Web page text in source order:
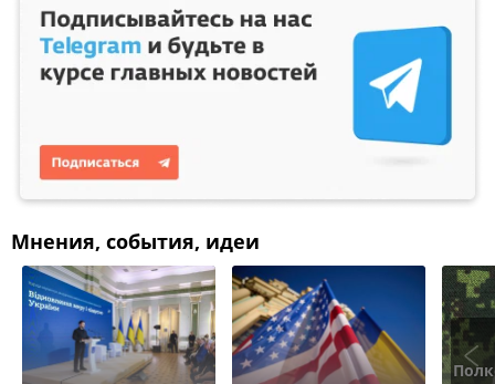
Мнения, события, идеи